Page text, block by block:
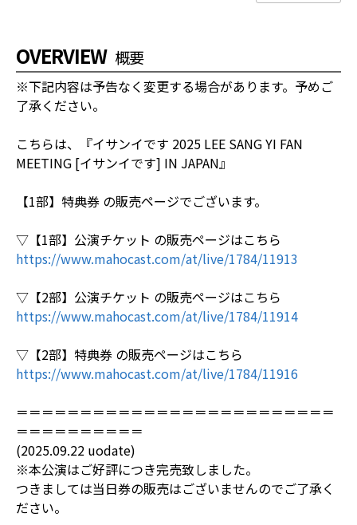
OVERVIEW 概要
※下記内容は予告なく変更する場合があります。予めご
了承ください。
こちらは、『イサンイです 2025 LEE SANG YI FAN
MEETING [イサンイです] IN JAPAN』
【1部】特典券 の販売ページでございます。
▽【1部】 公演チケット の販売ページはこちら
https://www.mahocast.com/at/live/1784/11913
▽【2部】 公演チケット の販売ページはこちら
https://www.mahocast.com/at/live/1784/11914
▽【2部】特典券 の販売ページはこちら
https://www.mahocast.com/at/live/1784/11916
＝＝＝＝＝＝＝＝＝＝＝＝＝＝＝＝＝＝＝＝＝＝＝＝＝
＝＝＝＝＝＝＝＝＝＝
(2025.09.22 uodate)
※本公演はご好評につき完売致しました。
つきましては当日券の販売はございませんのでご了承く
ださい。